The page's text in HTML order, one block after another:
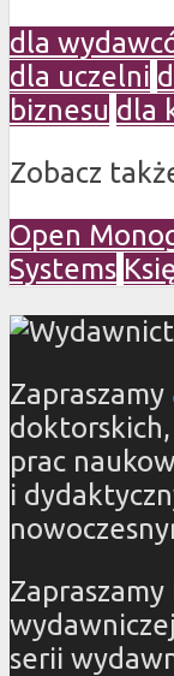
dla
dla uczelni
biznesu dla
Zobacz
Open
Systems
Zapraszamy
prac
i
wydawniczej
serii